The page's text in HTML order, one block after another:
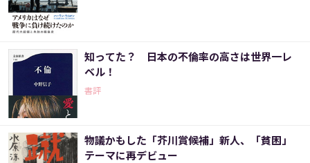
知ってた？ 日本の不倫率の高さは世界一レ
ベル！
書評
物議かもした「芥川賞候補」新人、「貧困」
テーマに再デビュー